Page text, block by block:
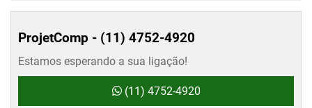
ProjetComp - (11) 4752-4920
Estamos esperando a sua ligação!
(11) 4752-4920